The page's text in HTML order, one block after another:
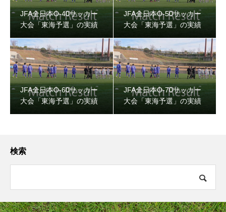
JFA全日本O-40サッカー
大会「東海予選」の実績
JFA全日本O-50サッカー
大会「東海予選」の実績
JFA全日本O-60サッカー
大会「東海予選」の実績
JFA全日本O-70サッカー
大会「東海予選」の実績
検索